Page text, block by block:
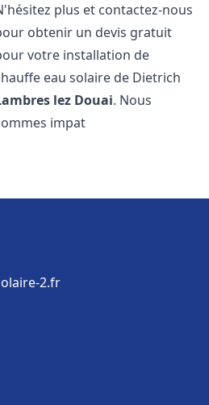
plus et contactez-nous
obtenir un devis gratuit
votre installation de
eau solaire de Dietrich
lez Douai. Nous
impat
2.fr